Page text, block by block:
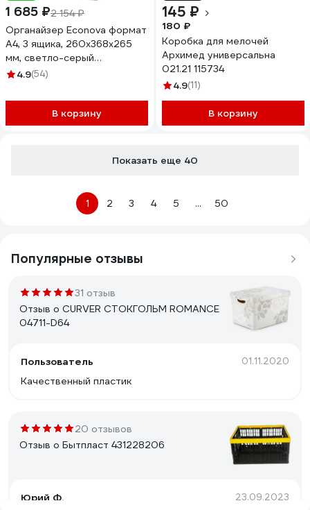
1 685 ₽2 154 ₽
Органайзер Econova формат
А4, 3 ящика, 260х368х265
мм, светло-серый
433223930
4.9(54)
В корзину
145 ₽
180 ₽
Коробка для мелочей
Архимед универсальна
021.21 115734
4.9(11)
В корзину
Показать еще 40
1 2 3 4 5 ... 50
Популярные отзывы
31 отзыв
Отзыв о CURVER СТОКГОЛЬМ ROMANCE
04711-D64
Пользователь 01.11.2020
Качественный пластик
20 отзывов
Отзыв о Бытпласт 431228206
Юрий Ф. 23.09.2023